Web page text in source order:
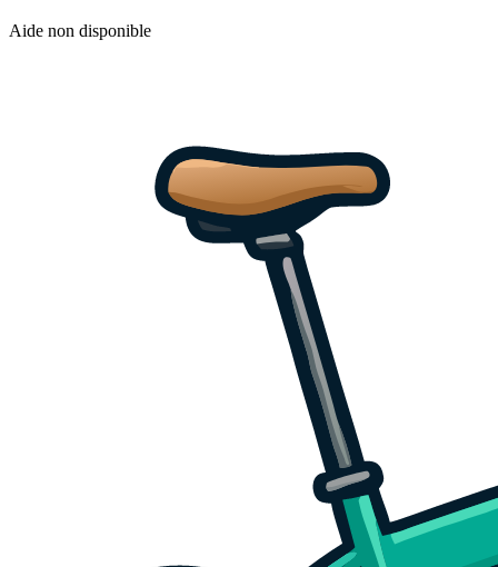
Aide non disponible